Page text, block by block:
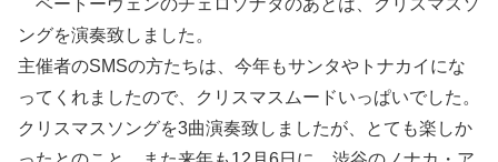
ベートーヴェンのチェロソナタのあとは、クリスマスソ
ングを演奏致しました。
主催者のSMSの方たちは、今年もサンタやトナカイにな
ってくれましたので、クリスマスムードいっぱいでした。
クリスマスソングを3曲演奏致しましたが、とても楽しか